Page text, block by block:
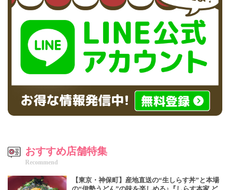
おすすめ店舗特集
Recommend
【東京・神保町】産地直送の“生しらす丼”と本場